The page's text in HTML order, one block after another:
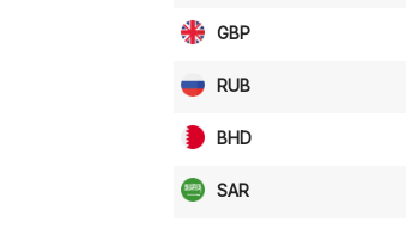
GBP
RUB
BHD
SAR